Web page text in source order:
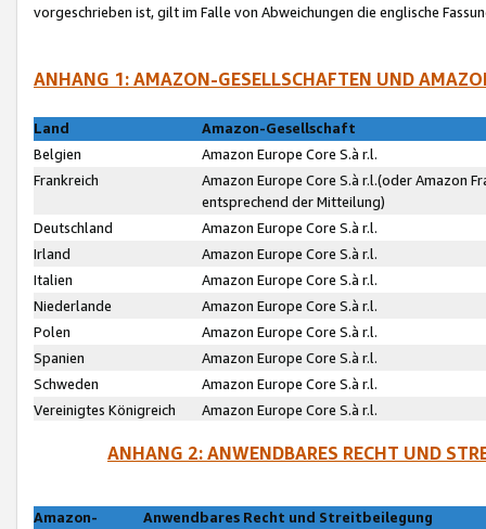
vorgeschrieben ist, gilt im Falle von Abweichungen die englische
ANHANG 1: AMAZON-GESELLSCHAFTEN UND
Land
Amazon-Gesellschaft
Belgien
Amazon Europe Core S.à r.l.
Frankreich
Amazon Europe Core S.à r.l.(oder Amazon
entsprechend der Mitteilung)
Deutschland
Amazon Europe Core S.à r.l.
Irland
Amazon Europe Core S.à r.l.
Italien
Amazon Europe Core S.à r.l.
Niederlande
Amazon Europe Core S.à r.l.
Polen
Amazon Europe Core S.à r.l.
Spanien
Amazon Europe Core S.à r.l.
Schweden
Amazon Europe Core S.à r.l.
Vereinigtes Königreich
Amazon Europe Core S.à r.l.
ANHANG 2: ANWENDBARES RECHT UND
Amazon-
Anwendbares Recht und Streitbeilegung